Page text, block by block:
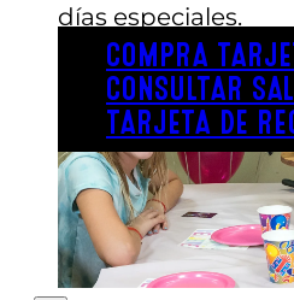
COMPRA
CONSULTAR
TARJETA DE
días especiales.